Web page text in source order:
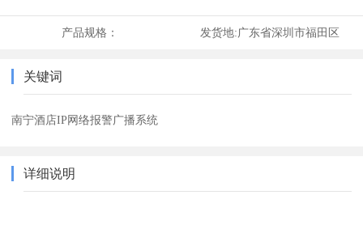
产品规格： 发货地:广东省深圳市福田区
关键词
南宁酒店IP网络报警广播系统
详细说明